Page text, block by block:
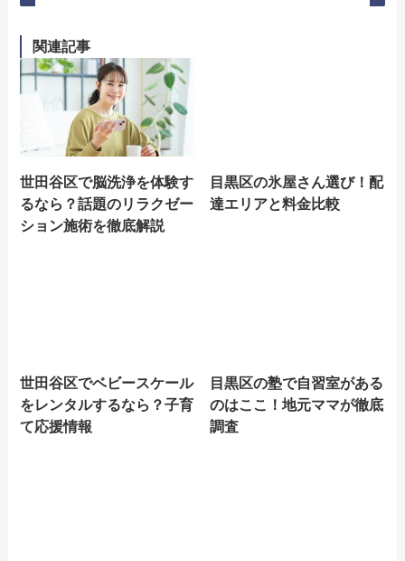
関連記事
世田谷区で脳洗浄を体験す
るなら？話題のリラクゼー
ション施術を徹底解説
目黒区の氷屋さん選び！配
達エリアと料金比較
世田谷区でベビースケール
をレンタルするなら？子育
て応援情報
目黒区の塾で自習室がある
のはここ！地元ママが徹底
調査